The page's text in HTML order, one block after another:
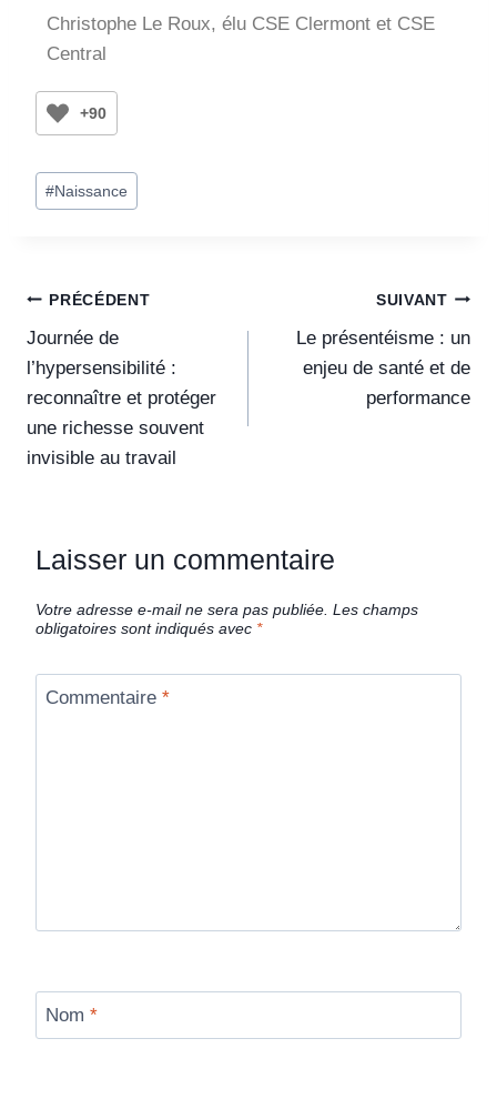
Christophe Le Roux, élu CSE Clermont et CSE
Central
+90
#Naissance
PRÉCÉDENT
Journée de
l’hypersensibilité :
reconnaître et protéger
une richesse souvent
invisible au travail
SUIVANT
Le présentéisme : un
enjeu de santé et de
performance
Laisser un commentaire
Votre adresse e-mail ne sera pas publiée. Les champs
obligatoires sont indiqués avec *
Commentaire *
Nom *